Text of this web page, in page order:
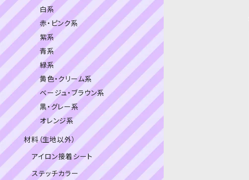
白系
赤・ピンク系
紫系
青系
緑系
黄色・クリーム系
ベージュ・ブラウン系
黒・グレー系
オレンジ系
材料（生地以外）
アイロン接着シート
ステッチカラー